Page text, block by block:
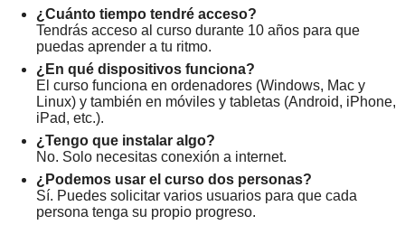
¿Cuánto tiempo tendré acceso?
Tendrás acceso al curso durante 10 años para que
puedas aprender a tu ritmo.
¿En qué dispositivos funciona?
El curso funciona en ordenadores (Windows, Mac y
Linux) y también en móviles y tabletas (Android, iPhone,
iPad, etc.).
¿Tengo que instalar algo?
No. Solo necesitas conexión a internet.
¿Podemos usar el curso dos personas?
Sí. Puedes solicitar varios usuarios para que cada
persona tenga su propio progreso.